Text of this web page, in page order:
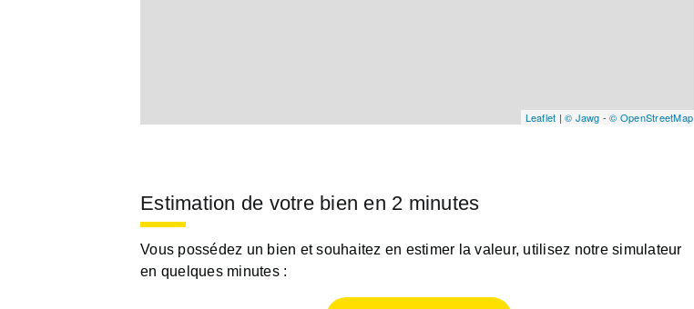
Leaflet | © Jawg -© OpenStreetMap
Estimation de votre bien en 2 minutes
Vous possédez un bien et souhaitez en estimer la valeur, utilisez notre simulateur
en quelques minutes :